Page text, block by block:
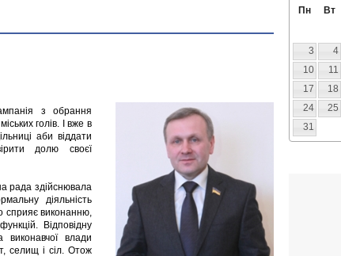
з обрання
голів. І вже в
аби віддати
долю своєї
рада здійснювала
діяльність
сприяє виконанню,
Відповідну
виконавчої влади
селищ і сіл. Отож
Пн Вт
3
4
10
11
17
18
24
25
31